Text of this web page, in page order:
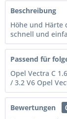
Beschreibung
Höhe und Härte
schnell und
Passend für
Opel Vectra C
/ 3.2 V6 Opel
Bewertungen